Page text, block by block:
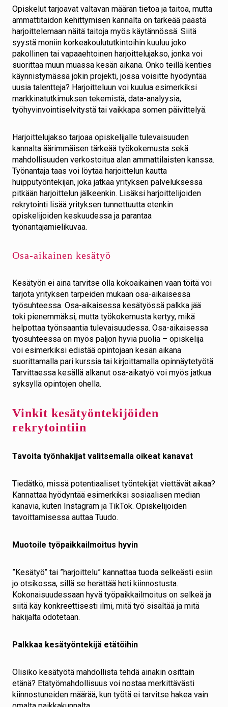
Opiskelut tarjoavat valtavan määrän tietoa ja taitoa, mutta
ammattitaidon kehittymisen kannalta on tärkeää päästä
harjoittelemaan näitä taitoja myös käytännössä. Siitä
syystä moniin korkeakoulututkintoihin kuuluu joko
pakollinen tai vapaaehtoinen harjoittelujakso, jonka voi
suorittaa muun muassa kesän aikana. Onko teillä kenties
käynnistymässä jokin projekti, jossa voisitte hyödyntää
uusia talentteja? Harjoitteluun voi kuulua esimerkiksi
markkinatutkimuksen tekemistä, data-analyysia,
työhyvinvointiselvitystä tai vaikkapa somen päivittelyä.
Harjoittelujakso tarjoaa opiskelijalle tulevaisuuden
kannalta äärimmäisen tärkeää työkokemusta sekä
mahdollisuuden verkostoitua alan ammattilaisten kanssa.
Työnantaja taas voi löytää harjoittelun kautta
huipputyöntekijän, joka jatkaa yrityksen palveluksessa
pitkään harjoittelun jälkeenkin. Lisäksi harjoittelijoiden
rekrytointi lisää yrityksen tunnettuutta etenkin
opiskelijoiden keskuudessa ja parantaa
työnantajamielikuvaa.
Osa-aikainen kesätyö
Kesätyön ei aina tarvitse olla kokoaikainen vaan töitä voi
tarjota yrityksen tarpeiden mukaan osa-aikaisessa
työsuhteessa. Osa-aikaisessa kesätyössä palkka jää
toki pienemmäksi, mutta työkokemusta kertyy, mikä
helpottaa työnsaantia tulevaisuudessa. Osa-aikaisessa
työsuhteessa on myös paljon hyviä puolia – opiskelija
voi esimerkiksi edistää opintojaan kesän aikana
suorittamalla pari kurssia tai kirjoittamalla opinnäytetyötä.
Tarvittaessa kesällä alkanut osa-aikatyö voi myös jatkua
syksyllä opintojen ohella.
Vinkit kesätyöntekijöiden
rekrytointiin
Tavoita työnhakijat valitsemalla oikeat kanavat
Tiedätkö, missä potentiaaliset työntekijät viettävät aikaa?
Kannattaa hyödyntää esimerkiksi sosiaalisen median
kanavia, kuten Instagram ja TikTok. Opiskelijoiden
tavoittamisessa auttaa Tuudo.
Muotoile työpaikkailmoitus hyvin
”Kesätyö” tai ”harjoittelu” kannattaa tuoda selkeästi esiin
jo otsikossa, sillä se herättää heti kiinnostusta.
Kokonaisuudessaan hyvä työpaikkailmoitus on selkeä ja
siitä käy konkreettisesti ilmi, mitä työ sisältää ja mitä
hakijalta odotetaan.
Palkkaa kesätyöntekijä etätöihin
Olisiko kesätyötä mahdollista tehdä ainakin osittain
etänä? Etätyömahdollisuus voi nostaa merkittävästi
kiinnostuneiden määrää, kun työtä ei tarvitse hakea vain